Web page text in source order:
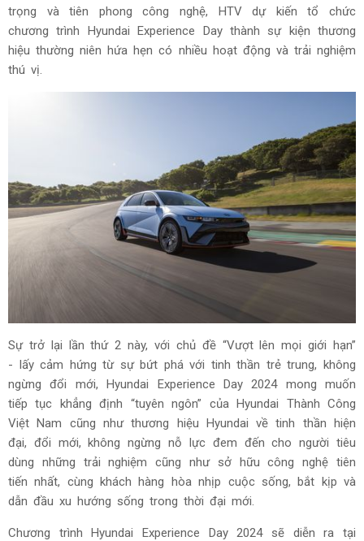
trọng và tiên phong công nghệ, HTV dự kiến tổ chức
chương trình Hyundai Experience Day thành sự kiện thương
hiệu thường niên hứa hẹn có nhiều hoạt động và trải nghiệm
thú vị.
Sự trở lại lần thứ 2 này, với chủ đề “Vượt lên mọi giới hạn”
- lấy cảm hứng từ sự bứt phá với tinh thần trẻ trung, không
ngừng đổi mới, Hyundai Experience Day 2024 mong muốn
tiếp tục khẳng định “tuyên ngôn” của Hyundai Thành Công
Việt Nam cũng như thương hiệu Hyundai về tinh thần hiện
đại, đổi mới, không ngừng nỗ lực đem đến cho người tiêu
dùng những trải nghiệm cũng như sở hữu công nghệ tiên
tiến nhất, cùng khách hàng hòa nhịp cuộc sống, bắt kịp và
dẫn đầu xu hướng sống trong thời đại mới.
Chương trình Hyundai Experience Day 2024 sẽ diễn ra tại